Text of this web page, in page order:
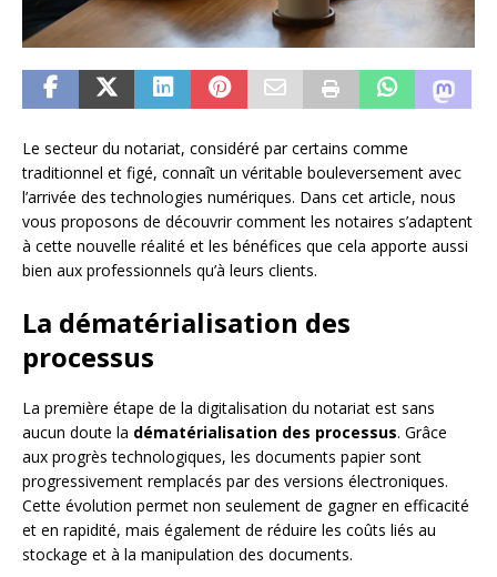
Le secteur du notariat, considéré par certains comme
traditionnel et figé, connaît un véritable bouleversement avec
l’arrivée des technologies numériques. Dans cet article, nous
vous proposons de découvrir comment les notaires s’adaptent
à cette nouvelle réalité et les bénéfices que cela apporte aussi
bien aux professionnels qu’à leurs clients.
La dématérialisation des
processus
La première étape de la digitalisation du notariat est sans
aucun doute la dématérialisation des processus. Grâce
aux progrès technologiques, les documents papier sont
progressivement remplacés par des versions électroniques.
Cette évolution permet non seulement de gagner en efficacité
et en rapidité, mais également de réduire les coûts liés au
stockage et à la manipulation des documents.